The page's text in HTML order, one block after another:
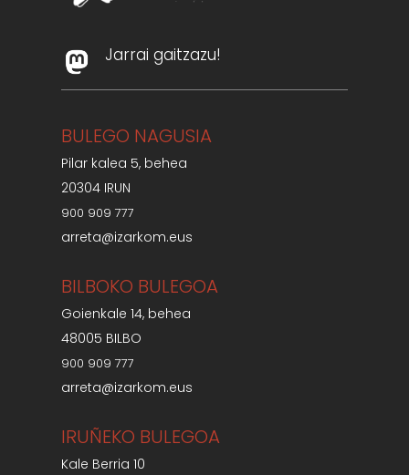
Jarrai gaitzazu!
BULEGO NAGUSIA
Pilar kalea 5, behea
20304 IRUN
900 909 777
arreta@izarkom.eus
BILBOKO BULEGOA
Goienkale 14, behea
48005 BILBO
900 909 777
arreta@izarkom.eus
IRUÑEKO BULEGOA
Kale Berria 10